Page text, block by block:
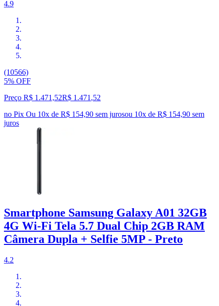
4.9
(10566)
5% OFF
Preço R$ 1.471,52R$ 1.471 ,52
no Pix Ou 10x de R$ 154,90 sem jurosou 10x de R$ 154,90 sem
juros
Smartphone Samsung Galaxy A01 32GB
4G Wi-Fi Tela 5.7 Dual Chip 2GB RAM
Câmera Dupla + Selfie 5MP - Preto
4.2